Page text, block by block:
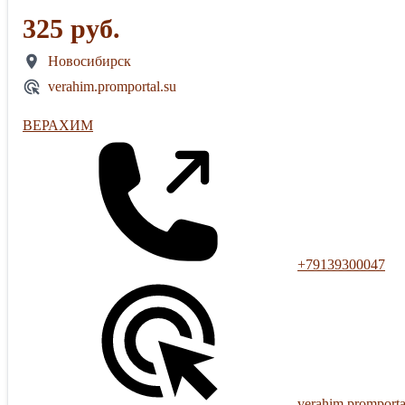
325 руб.
Новосибирск
verahim.promportal.su
ВЕРАХИМ
+79139300047